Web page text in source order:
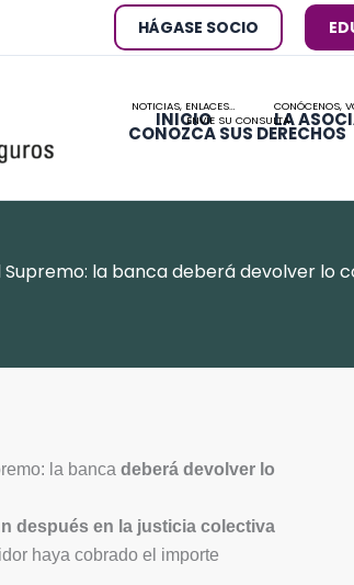
HÁGASE SOCIO
INICIO
NOTICIAS, ENLACES…
LA
CONÓCENOS,
CONOZCA SUS DERECHOS
ENVÍE SU CONSULTA
la banca deberá devolver lo
la banca deberá devolver lo
después en la justicia colectiva
haya cobrado el importe